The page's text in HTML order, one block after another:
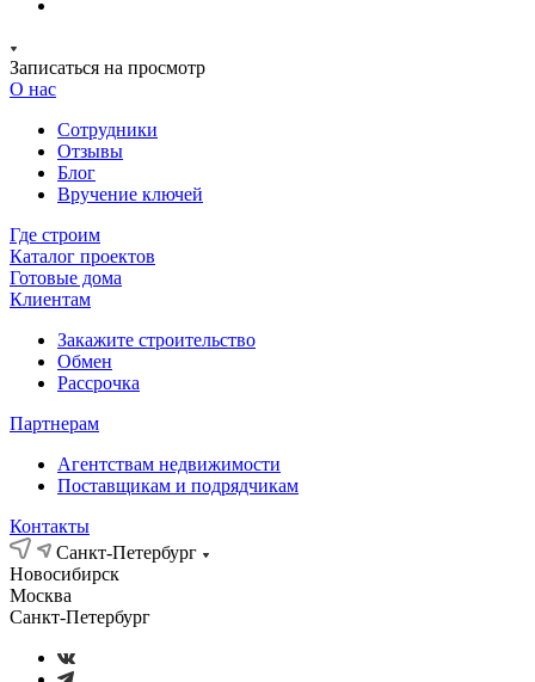
Записаться на просмотр
О нас
Сотрудники
Отзывы
Блог
Вручение ключей
Где строим
Каталог проектов
Готовые дома
Клиентам
Закажите строительство
Обмен
Рассрочка
Партнерам
Агентствам недвижимости
Поставщикам и подрядчикам
Контакты
Санкт-Петербург
Новосибирск
Москва
Санкт-Петербург